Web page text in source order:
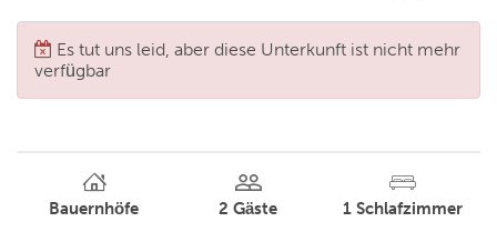
Es tut uns leid, aber diese Unterkunft ist nicht mehr
verfügbar
Bauernhöfe 2 Gäste 1 Schlafzimmer